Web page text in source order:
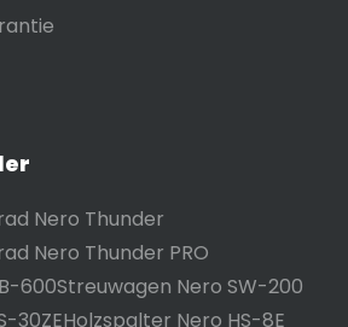
Nero Thunder
Nero Thunder PRO
600Streuwagen Nero SW-200
30ZEHolzspalter Nero HS-8E